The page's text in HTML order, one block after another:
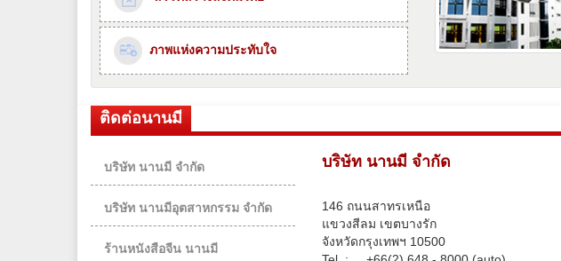
ภาพแห่งความประทับใจ
ติดต่อนานมี
บริษัท นานมี จำกัด
บริษัท นานมีอุตสาหกรรม จำกัด
ร้านหนังสือจีน นานมี
บริษัท นานมี จำกัด
146 ถนนสาทรเหนือ
แขวงสีลม เขตบางรัก
จังหวัดกรุงเทพฯ 10500
Tel. :
+66(2) 648 - 8000 (auto)